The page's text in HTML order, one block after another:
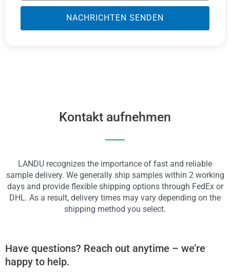
NACHRICHTEN SENDEN
Kontakt aufnehmen
LANDU recognizes the importance of fast and reliable
sample delivery. We generally ship samples within 2 working
days and provide flexible shipping options through FedEx or
DHL. As a result, delivery times may vary depending on the
shipping method you select.
Have questions? Reach out anytime – we’re
happy to help.